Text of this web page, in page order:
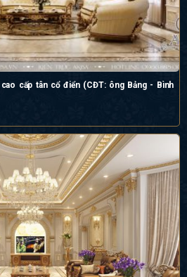
cấp tân cổ điển (CĐT: ông Bảng - Bình